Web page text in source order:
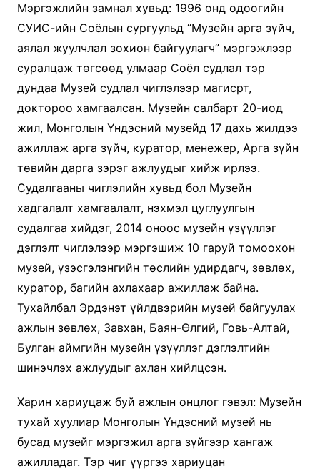
Мэргэжлийн замнал хувьд: 1996 онд одоогийн
СУИС-ийн Соёлын сургуульд “Музейн арга зүйч,
аялал жуулчлал зохион байгуулагч” мэргэжлээр
суралцаж төгсөөд улмаар Соёл судлал тэр
дундаа Музей судлал чиглэлээр магисрт,
доктороо хамгаалсан. Музейн салбарт 20-иод
жил, Монголын Үндэсний музейд 17 дахь жилдээ
ажиллаж арга зүйч, куратор, менежер, Арга зүйн
төвийн дарга зэрэг ажлуудыг хийж ирлээ.
Судалгааны чиглэлийн хувьд бол Музейн
хадгалалт хамгаалалт, нэхмэл цуглуулгын
судалгаа хийдэг, 2014 оноос музейн үзүүллэг
дэглэлт чиглэлээр мэргэшиж 10 гаруй томоохон
музей, үзэсгэлэнгийн төслийн удирдагч, зөвлөх,
куратор, багийн ахлахаар ажиллаж байна.
Тухайлбал Эрдэнэт үйлдвэрийн музей байгуулах
ажлын зөвлөх, Завхан, Баян-Өлгий, Говь-Алтай,
Булган аймгийн музейн үзүүллэг дэглэлтийн
шинэчлэх ажлуудыг ахлан хийлцсэн.
Харин хариуцаж буй ажлын онцлог гэвэл: Музейн
тухай хуулиар Монголын Үндэсний музей нь
бусад музейг мэргэжил арга зүйгээр хангаж
ажилладаг. Тэр чиг үүргээ хариуцан